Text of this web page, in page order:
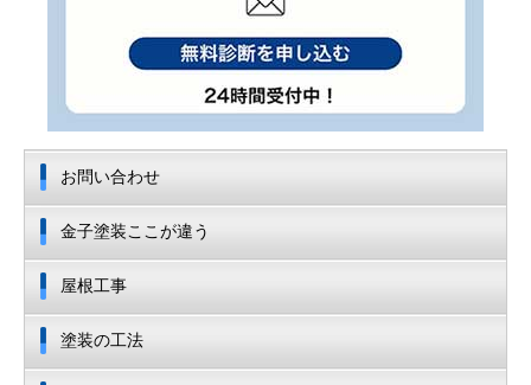
お問い合わせ
金子塗装ここが違う
屋根工事
塗装の工法